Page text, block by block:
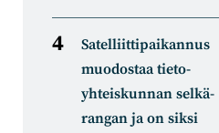
Satelliitti­paikannus
muodostaa tieto­
yhteiskunnan selkä­
rangan ja on siksi